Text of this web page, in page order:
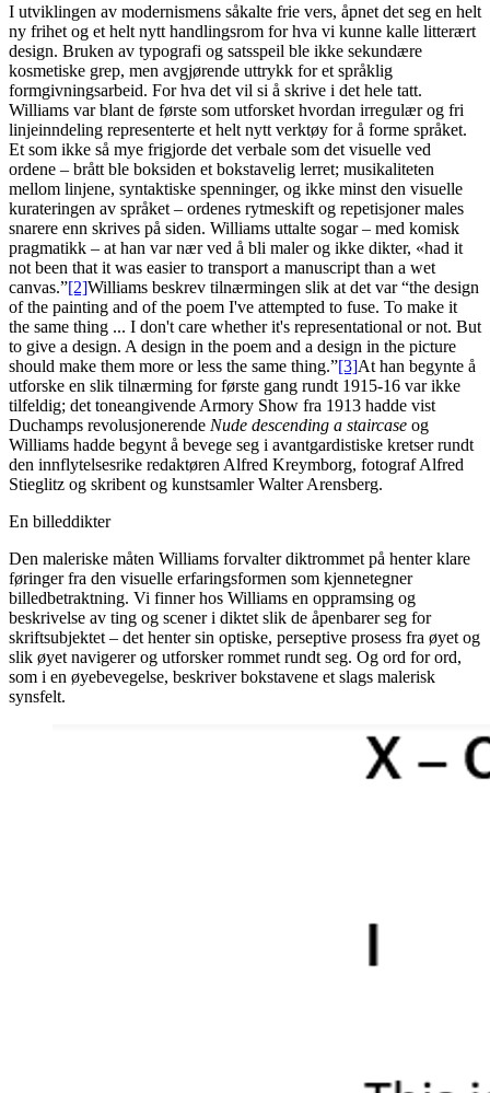
I utviklingen av modernismens såkalte frie vers, åpnet det seg en helt
ny frihet og et helt nytt handlingsrom for hva vi kunne kalle litterært
design. Bruken av typografi og satsspeil ble ikke sekundære
kosmetiske grep, men avgjørende uttrykk for et språklig
formgivningsarbeid. For hva det vil si å skrive i det hele tatt.
Williams var blant de første som utforsket hvordan irregulær og fri
linjeinndeling representerte et helt nytt verktøy for å forme språket.
Et som ikke så mye frigjorde det verbale som det visuelle ved
ordene – brått ble boksiden et bokstavelig lerret; musikaliteten
mellom linjene, syntaktiske spenninger, og ikke minst den visuelle
kurateringen av språket – ordenes rytmeskift og repetisjoner males
snarere enn skrives på siden. Williams uttalte sogar – med komisk
pragmatikk – at han var nær ved å bli maler og ikke dikter, «had it
not been that it was easier to transport a manuscript than a wet
canvas.”[2]Williams beskrev tilnærmingen slik at det var “the design
of the painting and of the poem I've attempted to fuse. To make it
the same thing ... I don't care whether it's representational or not. But
to give a design. A design in the poem and a design in the picture
should make them more or less the same thing.”[3]At han begynte å
utforske en slik tilnærming for første gang rundt 1915-16 var ikke
tilfeldig; det toneangivende Armory Show fra 1913 hadde vist
Duchamps revolusjonerende Nude descending a staircase og
Williams hadde begynt å bevege seg i avantgardistiske kretser rundt
den innflytelsesrike redaktøren Alfred Kreymborg, fotograf Alfred
Stieglitz og skribent og kunstsamler Walter Arensberg.
En billeddikter
Den maleriske måten Williams forvalter diktrommet på henter klare
føringer fra den visuelle erfaringsformen som kjennetegner
billedbetraktning. Vi finner hos Williams en oppramsing og
beskrivelse av ting og scener i diktet slik de åpenbarer seg for
skriftsubjektet – det henter sin optiske, perseptive prosess fra øyet og
slik øyet navigerer og utforsker rommet rundt seg. Og ord for ord,
som i en øyebevegelse, beskriver bokstavene et slags malerisk
synsfelt.